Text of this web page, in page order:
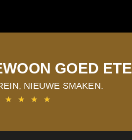
GOED
NIEUWE SMAKEN.
★ ★ ★ ★